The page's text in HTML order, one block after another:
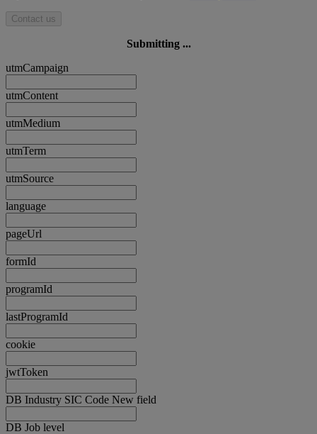
Contact us
Submitting ...
utmCampaign
utmContent
utmMedium
utmTerm
utmSource
language
pageUrl
formId
programId
lastProgramId
cookie
jwtToken
DB Industry SIC Code New field
DB Job level